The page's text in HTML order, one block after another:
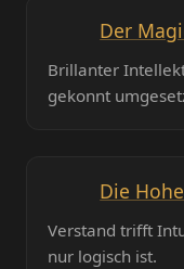
Der
Brillanter
gekonnt
Die
Verstand trifft
nur logisch ist.